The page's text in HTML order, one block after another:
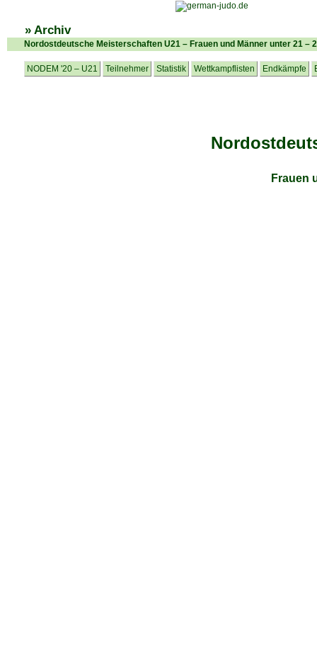
» Archiv
Nordostdeutsche Meisterschaften U21 – Frauen und Männer unter 21 –
NODEM '20 – U21 Teilnehmer Statistik Wettkampflisten Endkämpfe
Frauen